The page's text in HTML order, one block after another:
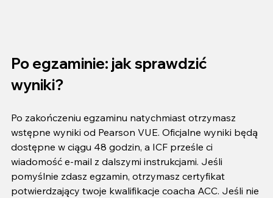
Po egzaminie: jak sprawdzić
wyniki?
Po zakończeniu egzaminu natychmiast otrzymasz
wstępne wyniki od Pearson VUE. Oficjalne wyniki będą
dostępne w ciągu 48 godzin, a ICF prześle ci
wiadomość e-mail z dalszymi instrukcjami. Jeśli
pomyślnie zdasz egzamin, otrzymasz certyfikat
potwierdzający twoje kwalifikacje coacha ACC. Jeśli nie